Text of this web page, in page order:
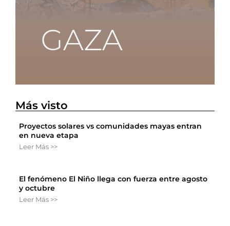
Más visto
Proyectos solares vs comunidades mayas entran
en nueva etapa
Leer Más >>
El fenómeno El Niño llega con fuerza entre agosto
y octubre
Leer Más >>